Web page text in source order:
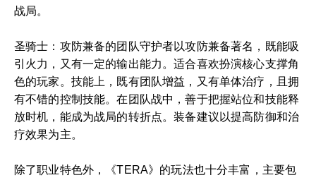
战局。
圣骑士：攻防兼备的团队守护者以攻防兼备著名，既能吸
引火力，又有一定的输出能力。适合喜欢扮演核心支撑角
色的玩家。技能上，既有团队增益，又有单体治疗，且拥
有不错的控制技能。在团队战中，善于把握站位和技能释
放时机，能成为战局的转折点。装备建议以提高防御和治
疗效果为主。
除了职业特色外，《TERA》的玩法也十分丰富，主要包